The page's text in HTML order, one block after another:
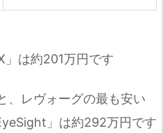
」は約201万円です
、レヴォーグの最も安い
」は約292万円です